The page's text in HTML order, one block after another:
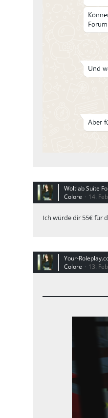
Woltlab Suite
Colore
14.
Ich würde dir 55€ für
Your-
Colore
13.